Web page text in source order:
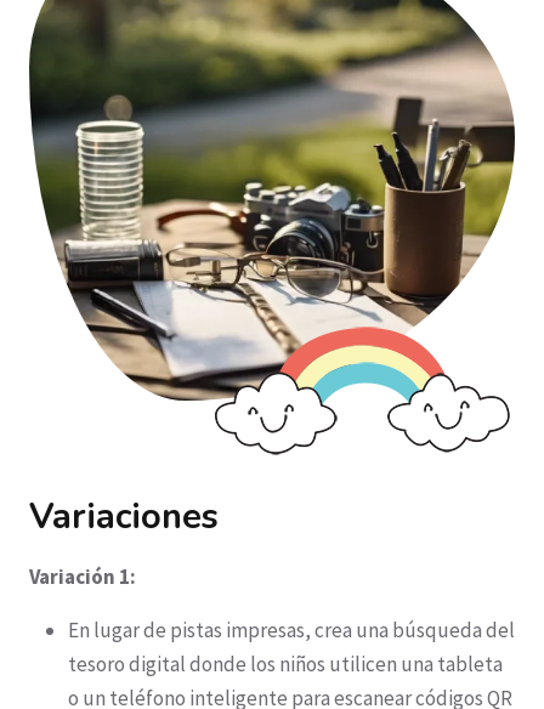
Variaciones
Variación 1:
En lugar de pistas impresas, crea una búsqueda del
tesoro digital donde los niños utilicen una tableta
o un teléfono inteligente para escanear códigos QR